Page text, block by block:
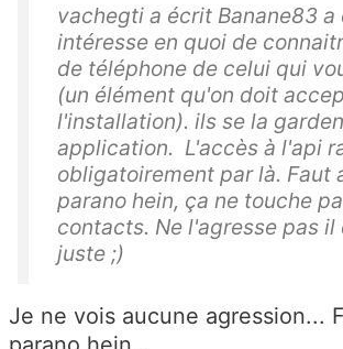
vachegti a écrit Banane83
intéresse en quoi de
de téléphone de celui qui
(un élément qu'on doit
l'installation). ils se la
application. L'accès à l'api
obligatoirement par là. Faut
parano hein, ça ne touche
contacts. Ne l'agresse pas il
juste ;)
Je ne vois aucune agression...